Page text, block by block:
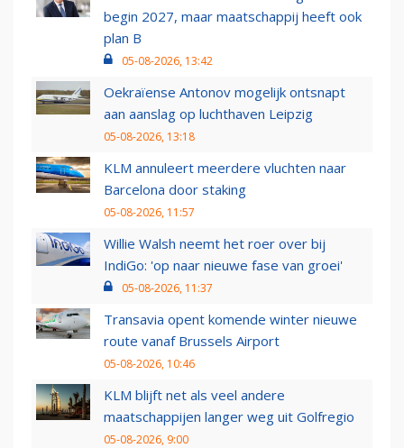
begin 2027, maar maatschappij heeft ook
plan B
05-08-2026, 13:42
Oekraïense Antonov mogelijk ontsnapt
aan aanslag op luchthaven Leipzig
05-08-2026, 13:18
KLM annuleert meerdere vluchten naar
Barcelona door staking
05-08-2026, 11:57
Willie Walsh neemt het roer over bij
IndiGo: 'op naar nieuwe fase van groei'
05-08-2026, 11:37
Transavia opent komende winter nieuwe
route vanaf Brussels Airport
05-08-2026, 10:46
KLM blijft net als veel andere
maatschappijen langer weg uit Golfregio
05-08-2026, 9:00